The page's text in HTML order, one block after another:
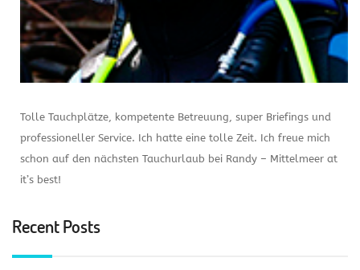
Tolle Tauchplätze, kompetente Betreuung, super Briefings und
professioneller Service. Ich hatte eine tolle Zeit. Ich freue mich
schon auf den nächsten Tauchurlaub bei Randy – Mittelmeer at
it’s best!
Recent Posts